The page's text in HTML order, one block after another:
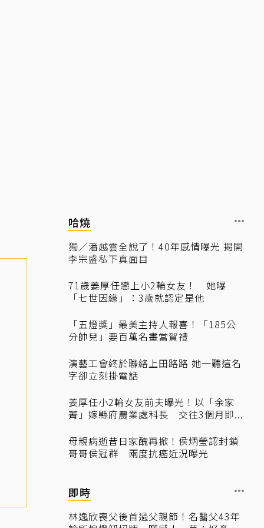
哈燒
獨／潘越雲全說了！40年感情曝光 揭開
李宗盛私下真面目
71歲姜厚任戀上小2輪女友！ 她曝
「七世因緣」：3歲就認定是他
「五燈獎」最美主持人報喜！「185公
分帥兒」要百萬名畫當賀禮
演藝工會終於聯絡上田路路 她一聽這名
字卻立刻掛電話
姜厚任小2輪女友前夫曝光！以「余家
菁」嫁縣府農業處科長 交往3個月即...
母親病逝昔日家醜再掀！侯炳瑩認封鎖
哥哥侯冠群 兩度抗癌近況曝光
即時
林逸欣喪父後首過父親節！名醫父43年